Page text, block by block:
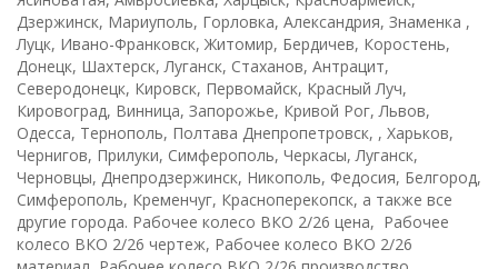
Дзержинск, Мариуполь, Горловка, Александрия, Знаменка ,
Луцк, Ивано-Франковск, Житомир, Бердичев, Коростень,
Донецк, Шахтерск, Луганск, Стаханов, Антрацит,
Северодонецк, Кировск, Первомайск, Красный Луч,
Кировоград, Винница, Запорожье, Кривой Рог, Львов,
Одесса, Тернополь, Полтава Днепропетровск, , Харьков,
Чернигов, Прилуки, Симферополь, Черкасы, Луганск,
Черновцы, Днепродзержинск, Никополь, Федосия, Белгород,
Симферополь, Кременчуг, Красноперекопск, а также все
другие города. Рабочее колесо ВКО 2/26 цена, Рабочее
колесо ВКО 2/26 чертеж, Рабочее колесо ВКО 2/26